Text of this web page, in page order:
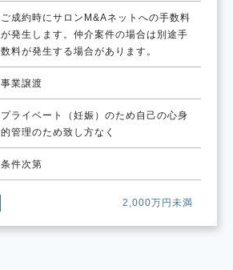
ご成約時にサロンM&Aネットへの手数料
が発生します。仲介案件の場合は別途手
数料が発生する場合があります。
事業譲渡
プライベート（妊娠）のため自己の心身
的管理のため致し方なく
条件次第
2,000万円未満